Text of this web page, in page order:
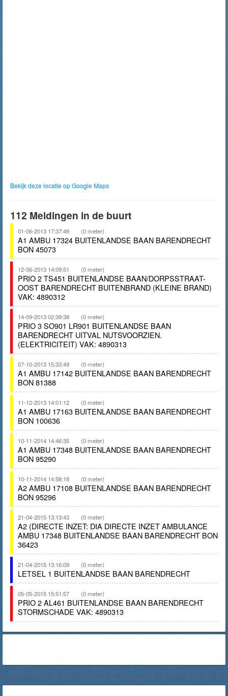
Bekijk deze locatie op Google Maps
112 Meldingen in de buurt
01-06-2013 17:37:49 (0 meter)
A1 AMBU 17324 BUITENLANDSE BAAN BARENDRECHT
BON 45073
12-06-2013 14:09:51 (0 meter)
PRIO 2 TS451 BUITENLANDSE BAAN/DORPSSTRAAT-
OOST BARENDRECHT BUITENBRAND (KLEINE BRAND)
VAK: 4890312
14-09-2013 02:39:38 (0 meter)
PRIO 3 SO901 LR901 BUITENLANDSE BAAN
BARENDRECHT UITVAL NUTSVOORZIEN.
(ELEKTRICITEIT) VAK: 4890313
07-10-2013 15:33:49 (0 meter)
A1 AMBU 17142 BUITENLANDSE BAAN BARENDRECHT
BON 81388
11-12-2013 14:01:12 (0 meter)
A1 AMBU 17163 BUITENLANDSE BAAN BARENDRECHT
BON 100636
10-11-2014 14:46:35 (0 meter)
A1 AMBU 17348 BUITENLANDSE BAAN BARENDRECHT
BON 95290
10-11-2014 14:58:18 (0 meter)
A2 AMBU 17108 BUITENLANDSE BAAN BARENDRECHT
BON 95296
21-04-2015 13:13:43 (0 meter)
A2 (DIRECTE INZET: DIA DIRECTE INZET AMBULANCE
AMBU 17348 BUITENLANDSE BAAN BARENDRECHT BON
36423
21-04-2015 13:16:09 (0 meter)
LETSEL 1 BUITENLANDSE BAAN BARENDRECHT
05-05-2015 15:51:57 (0 meter)
PRIO 2 AL461 BUITENLANDSE BAAN BARENDRECHT
STORMSCHADE VAK: 4890313